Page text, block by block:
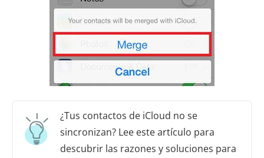
¿Tus contactos de iCloud no se
sincronizan? Lee este artículo para
descubrir las razones y soluciones para